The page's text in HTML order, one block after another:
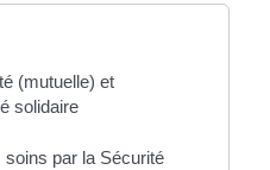
(mutuelle) et
solidaire
par la Sécurité